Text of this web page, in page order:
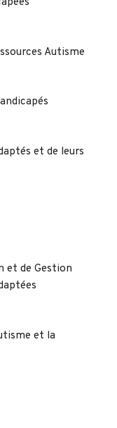
Autisme
et de leurs
et de Gestion
et la